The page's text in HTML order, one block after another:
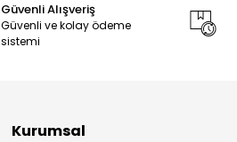
Güvenli Alışveriş
Güvenli ve kolay ödeme
sistemi
Kurumsal